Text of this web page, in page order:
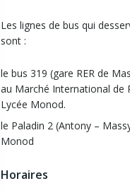
Les lignes de bus qui
sont :
le bus 319 (gare RER de
au Marché International de
Lycée Monod.
le Paladin 2 (Antony –
Monod
Horaires